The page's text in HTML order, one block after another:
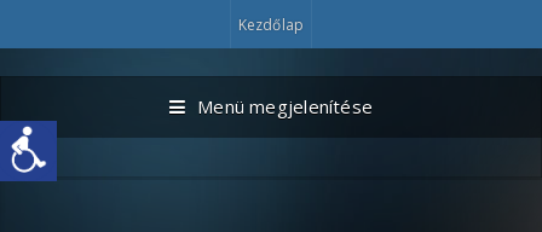
Kezdőlap
Menü megjelenítése